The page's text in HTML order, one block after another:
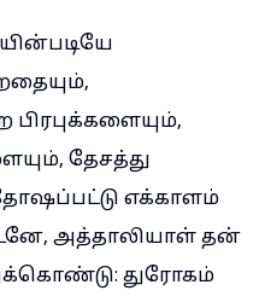
தேசத்து
எக்காளம்
அத்தாலியாள் தன்
துரோகம்